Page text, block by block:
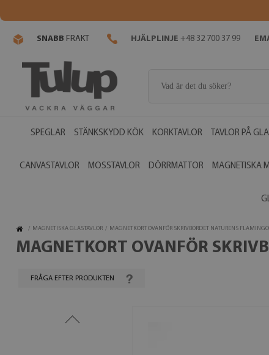
SNABB FRAKT HJÄLPLINJE +48 32 700 37 99
SPEGLAR STÄNKSKYDD KÖK KORKTAVLOR TAVLOR PÅ
CANVASTAVLOR MOSSTAVLOR DÖRRMATTOR MAGNETISKA
/ MAGNETISKA GLASTAVLOR / MAGNETKORT OVANFÖR SKRIVBORDET NATURENS
MAGNETKORT OVANFÖR
FRÅGA EFTER PRODUKTEN